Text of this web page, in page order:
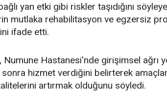
yan etki gibi riskler taşıdığını
mutlaka rehabilitasyon ve egzersiz
ifade etti.
Numune Hastanesi'nde girişimsel ağrı
hizmet verdiğini belirterek
artırmak olduğunu söyledi.